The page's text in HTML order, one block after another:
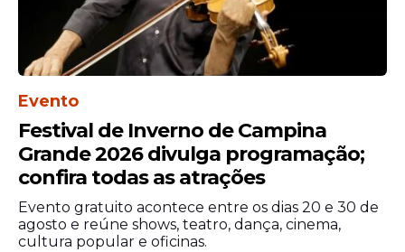
Evento
Festival de Inverno de Campina
Grande 2026 divulga programação;
confira todas as atrações
Evento gratuito acontece entre os dias 20 e 30 de
agosto e reúne shows, teatro, dança, cinema,
cultura popular e oficinas.